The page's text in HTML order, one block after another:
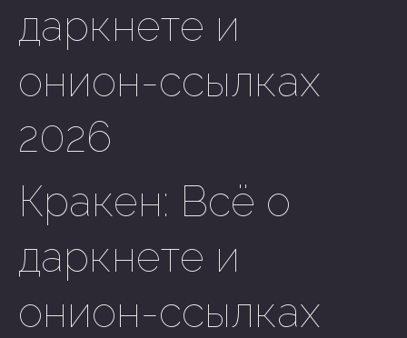
даркнете и
онион-ссылках
2026
Кракен: Всё о
даркнете и
онион-ссылках